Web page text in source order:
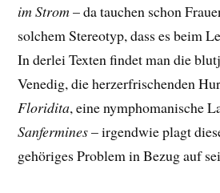
im Strom– da tauchen schon
solchem Stereotyp, dass es beim
In derlei Texten findet man die
Venedig, die herzerfrischenden
Floridita, eine nymphomanische
Sanfermines– irgendwie plagt
gehöriges Problem in Bezug auf